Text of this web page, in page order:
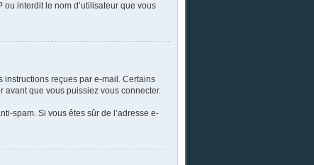
ou interdit le nom d’utilisateur que vous
instructions reçues par e-mail. Certains
que vous puissiez vous connecter.
spam. Si vous êtes sûr de l’adresse e-